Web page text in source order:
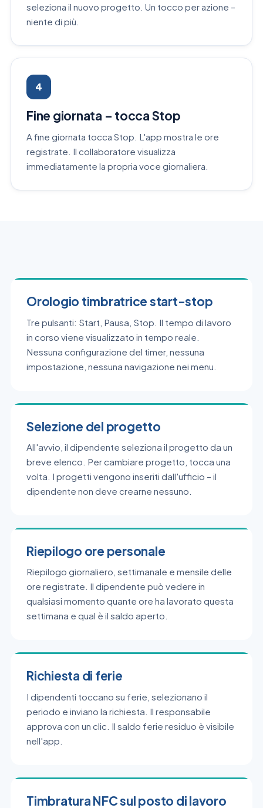
seleziona il nuovo progetto. Un tocco per azione –
niente di più.
4
Fine giornata – tocca Stop
A fine giornata tocca Stop. L'app mostra le ore
registrate. Il collaboratore visualizza
immediatamente la propria voce giornaliera.
Orologio timbratrice start-stop
Tre pulsanti: Start, Pausa, Stop. Il tempo di lavoro
in corso viene visualizzato in tempo reale.
Nessuna configurazione del timer, nessuna
impostazione, nessuna navigazione nei menu.
Selezione del progetto
All'avvio, il dipendente seleziona il progetto da un
breve elenco. Per cambiare progetto, tocca una
volta. I progetti vengono inseriti dall'ufficio – il
dipendente non deve crearne nessuno.
Riepilogo ore personale
Riepilogo giornaliero, settimanale e mensile delle
ore registrate. Il dipendente può vedere in
qualsiasi momento quante ore ha lavorato questa
settimana e qual è il saldo aperto.
Richiesta di ferie
I dipendenti toccano su ferie, selezionano il
periodo e inviano la richiesta. Il responsabile
approva con un clic. Il saldo ferie residuo è visibile
nell'app.
Timbratura NFC sul posto di lavoro